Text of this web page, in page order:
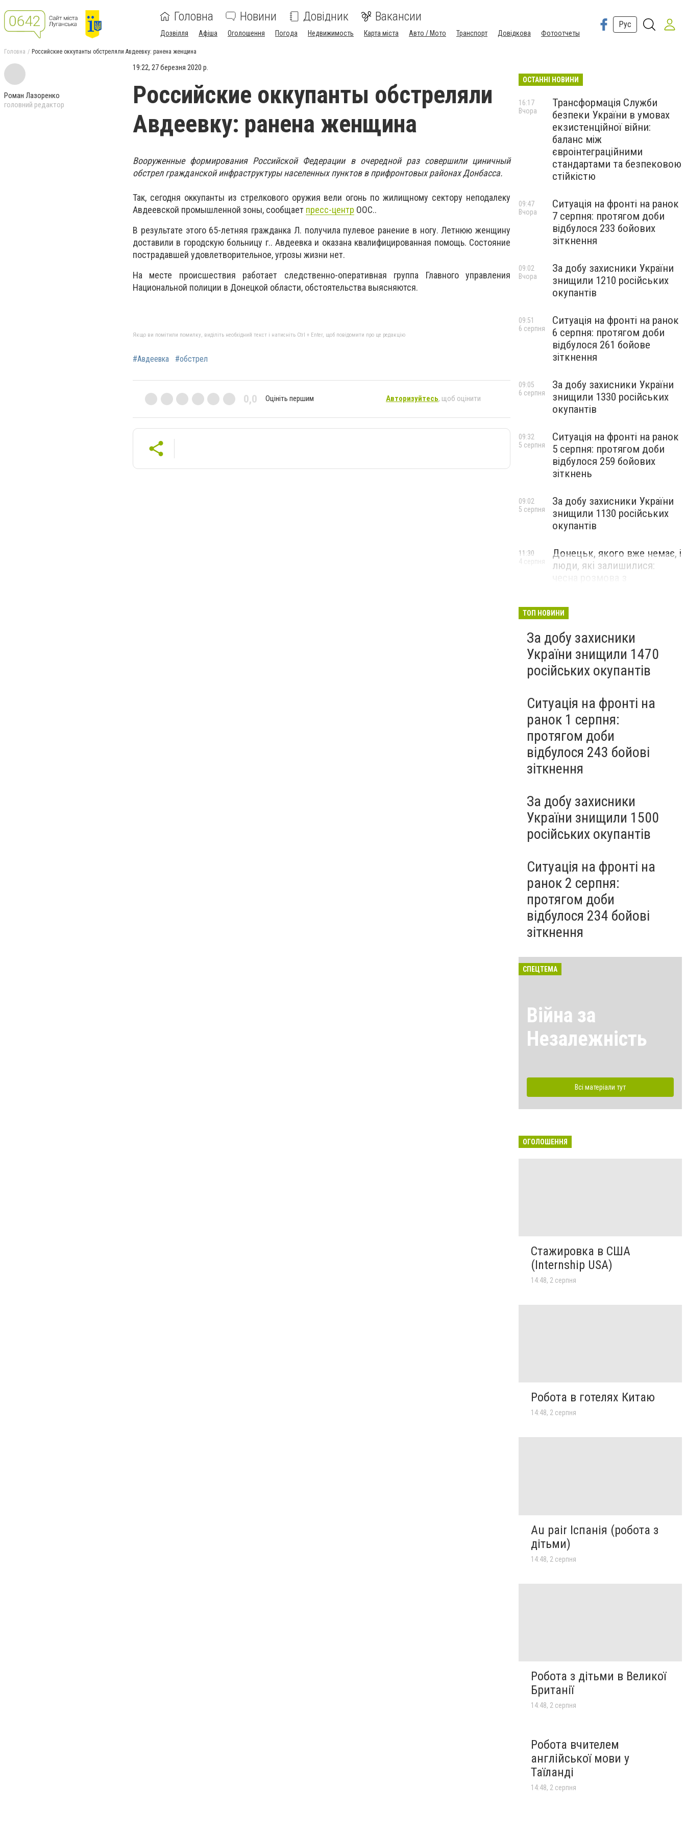
Головна Новини Довідник Вакансии
Дозвілля Афіша Оголошення Погода Недвижимость Карта міста Авто / Мото Транспорт Довідкова Фотоотчеты
Рус
Головна Российские оккупанты обстреляли Авдеевку: ранена женщина
Роман Лазоренко
головний редактор
19:22, 27 березня 2020 р.
Российские оккупанты обстреляли
Авдеевку: ранена женщина
Вооруженные формирования Российской Федерации в очередной раз совершили циничный
обстрел гражданской инфраструктуры населенных пунктов в прифронтовых районах Донбасса.
Так, сегодня оккупанты из стрелкового оружия вели огонь по жилищному сектору неподалеку
Авдеевской промышленной зоны, сообщает пресс-центр ООС..
В результате этого 65-летняя гражданка Л. получила пулевое ранение в ногу. Летнюю женщину
доставили в городскую больницу г.. Авдеевка и оказана квалифицированная помощь. Состояние
пострадавшей удовлетворительное, угрозы жизни нет.
На месте происшествия работает следственно-оперативная группа Главного управления
Национальной полиции в Донецкой области, обстоятельства выясняются.
Якщо ви помітили помилку, виділіть необхідний текст і натисніть Ctrl + Enter, щоб повідомити про це редакцію
#Авдеевка #обстрел
0,0 Оцініть першим Авторизуйтесь, щоб оцінити
ОСТАННІ НОВИНИ
Трансформація Служби
безпеки України в умовах
екзистенційної війни:
баланс між
євроінтеграційними
стандартами та безпековою
стійкістю
16:17
Вчора
Ситуація на фронті на ранок
7 серпня: протягом доби
відбулося 233 бойових
зіткнення
09:47
Вчора
За добу захисники України
знищили 1210 російських
окупантів
09:02
Вчора
Ситуація на фронті на ранок
6 серпня: протягом доби
відбулося 261 бойове
зіткнення
09:51
6 серпня
За добу захисники України
знищили 1330 російських
окупантів
09:05
6 серпня
Ситуація на фронті на ранок
5 серпня: протягом доби
відбулося 259 бойових
зіткнень
09:32
5 серпня
За добу захисники України
знищили 1130 російських
окупантів
09:02
5 серпня
Донецьк, якого вже немає, і
люди, які залишилися:
11:30
4 серпня
ТОП НОВИНИ
За добу захисники
України знищили 1470
російських окупантів
Ситуація на фронті на
ранок 1 серпня:
протягом доби
відбулося 243 бойові
зіткнення
За добу захисники
України знищили 1500
російських окупантів
Ситуація на фронті на
ранок 2 серпня:
протягом доби
відбулося 234 бойові
зіткнення
СПЕЦТЕМА
Війна за
Незалежність
Всі матеріали тут
ОГОЛОШЕННЯ
Стажировка в США
(Internship USA)
14:48, 2 серпня
Робота в готелях Китаю
14:48, 2 серпня
Au pair Іспанія (робота з
дітьми)
14:48, 2 серпня
Робота з дітьми в Великої
Британії
14:48, 2 серпня
Робота вчителем
англійської мови у
Таїланді
14:48, 2 серпня